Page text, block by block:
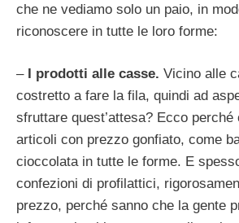
che ne vediamo solo un paio, in
riconoscere in tutte le loro forme:
– I prodotti alle casse. Vicino alle
costretto a fare la fila, quindi ad
sfruttare quest’attesa? Ecco perché
articoli con prezzo gonfiato, come
cioccolata in tutte le forme. E
confezioni di profilattici,
prezzo, perché sanno che la gente